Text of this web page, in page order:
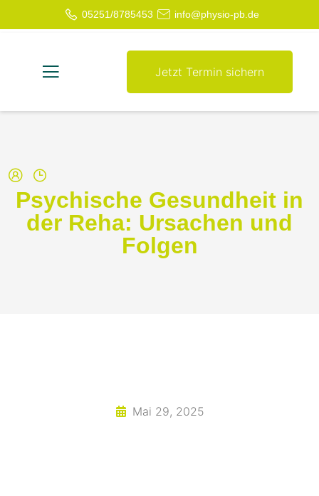
05251/8785453 info@physio-pb.de
Jetzt Termin sichern
Psychische Gesundheit in
der Reha: Ursachen und
Folgen
Mai 29, 2025